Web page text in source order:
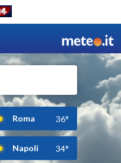
Roma 36°
Napoli 34°